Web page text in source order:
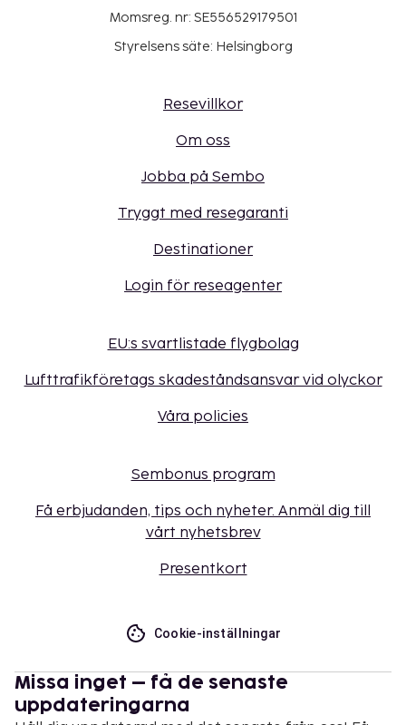
Momsreg. nr: SE556529179501
Styrelsens säte: Helsingborg
Resevillkor
Om oss
Jobba på Sembo
Tryggt med resegaranti
Destinationer
Login för reseagenter
EU:s svartlistade flygbolag
Lufttrafikföretags skadeståndsansvar vid olyckor
Våra policies
Sembonus program
Få erbjudanden, tips och nyheter. Anmäl dig till
vårt nyhetsbrev
Presentkort
Cookie-inställningar
Missa inget – få de senaste
uppdateringarna